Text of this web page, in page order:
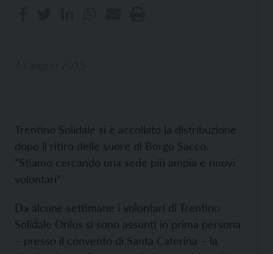
Trentino Solidale si è accollato la distribuzione
dopo il ritiro delle suore di Borgo Sacco.
“Stiamo cercando una sede più ampia e nuovi
volontari”
Da alcune settimane i volontari di Trentino
Solidale Onlus si sono assunti in prima persona
– presso il convento di Santa Caterina – la